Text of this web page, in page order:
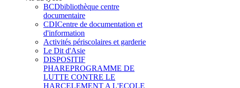
BCDbibliothèque centre
documentaire
CDICentre de documentation et
d'information
Activités périscolaires et garderie
Le Dit d'Asie
DISPOSITIF
PHAREPROGRAMME DE
LUTTE CONTRE LE
HARCELEMENT A L'ECOLE